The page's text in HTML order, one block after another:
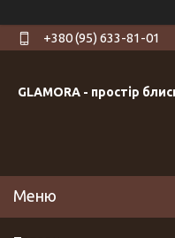
+380 (95) 633-81-01
GLAMORA - простір